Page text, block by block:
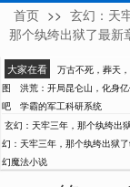
屠戮苍生
首页 >> 玄幻：天
那个纨绔出狱了最新
大家在看 万古不死，葬天
图
洪荒：开局昆仑山，化身
吧
学霸的军工科研系统
玄幻：天牢三年，那个纨绔出
幻：天牢三年，那个纨绔出狱
幻魔法小说